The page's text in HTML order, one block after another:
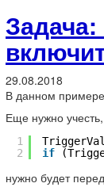
29.08.2018
В данном примере
Еще нужно
1
2
if
нужно будет